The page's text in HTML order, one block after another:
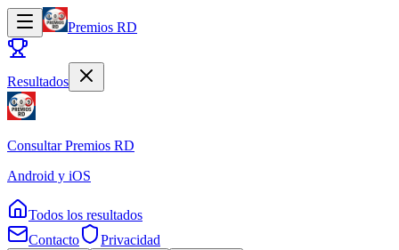
Premios RD
Resultados
Consultar Premios RD
Android y iOS
Todos los resultados
Contacto
Privacidad